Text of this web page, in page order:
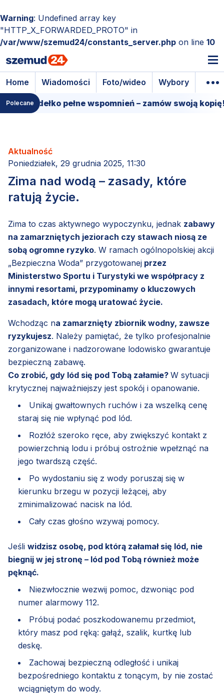
Warning: Undefined array key
"HTTP_X_FORWARDED_PROTO" in
/var/www/szemud24/constants_server.php on line 10
Home Wiadomości Foto/wideo Wybory
Polecane
pudełko pełne wspomnień – zamów swoją kopię!
Aktualność
Poniedziałek, 29 grudnia 2025, 11:30
Zima nad wodą – zasady, które
ratują życie.
Zima to czas aktywnego wypoczynku, jednak zabawy
na zamarzniętych jeziorach czy stawach niosą ze
sobą ogromne ryzyko. W ramach ogólnopolskiej akcji
„Bezpieczna Woda” przygotowanej przez
Ministerstwo Sportu i Turystyki we współpracy z
innymi resortami, przypominamy o kluczowych
zasadach, które mogą uratować życie.
Wchodząc na zamarznięty zbiornik wodny, zawsze
ryzykujesz. Należy pamiętać, że tylko profesjonalnie
zorganizowane i nadzorowane lodowisko gwarantuje
bezpieczną zabawę.
Co zrobić, gdy lód się pod Tobą załamie? W sytuacji
krytycznej najważniejszy jest spokój i opanowanie.
Unikaj gwałtownych ruchów i za wszelką cenę
staraj się nie wpłynąć pod lód.
Rozłóż szeroko ręce, aby zwiększyć kontakt z
powierzchnią lodu i próbuj ostrożnie wpełznąć na
jego twardszą część.
Po wydostaniu się z wody poruszaj się w
kierunku brzegu w pozycji leżącej, aby
zminimalizować nacisk na lód.
Cały czas głośno wzywaj pomocy.
Jeśli widzisz osobę, pod którą załamał się lód, nie
biegnij w jej stronę – lód pod Tobą również może
pęknąć.
Niezwłocznie wezwij pomoc, dzwoniąc pod
numer alarmowy 112.
Próbuj podać poszkodowanemu przedmiot,
który masz pod ręką: gałąź, szalik, kurtkę lub
deskę.
Zachowaj bezpieczną odległość i unikaj
bezpośredniego kontaktu z tonącym, by nie zostać
wciągniętym do wody.